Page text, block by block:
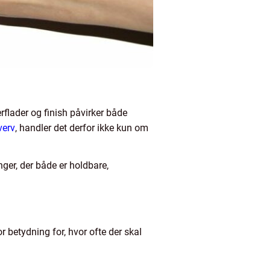
og finish påvirker både
, handler det derfor ikke kun om
der både er holdbare,
betydning for, hvor ofte der skal